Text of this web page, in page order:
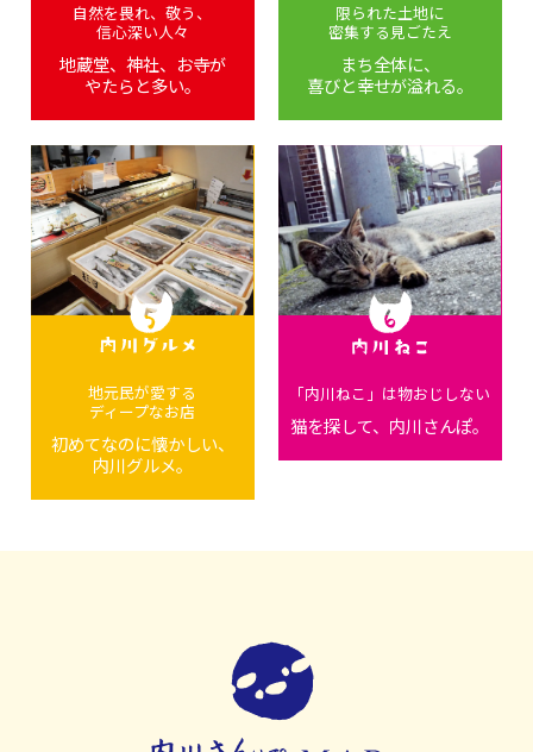
自然を畏れ、敬う、
信心深い人々
地蔵堂、神社、お寺が
やたらと多い。
限られた土地に
密集する見ごたえ
まち全体に、
喜びと幸せが溢れる。
地元民が愛する
ディープなお店
初めてなのに懐かしい、
内川グルメ。
「内川ねこ」は物おじしない
猫を探して、内川さんぽ。